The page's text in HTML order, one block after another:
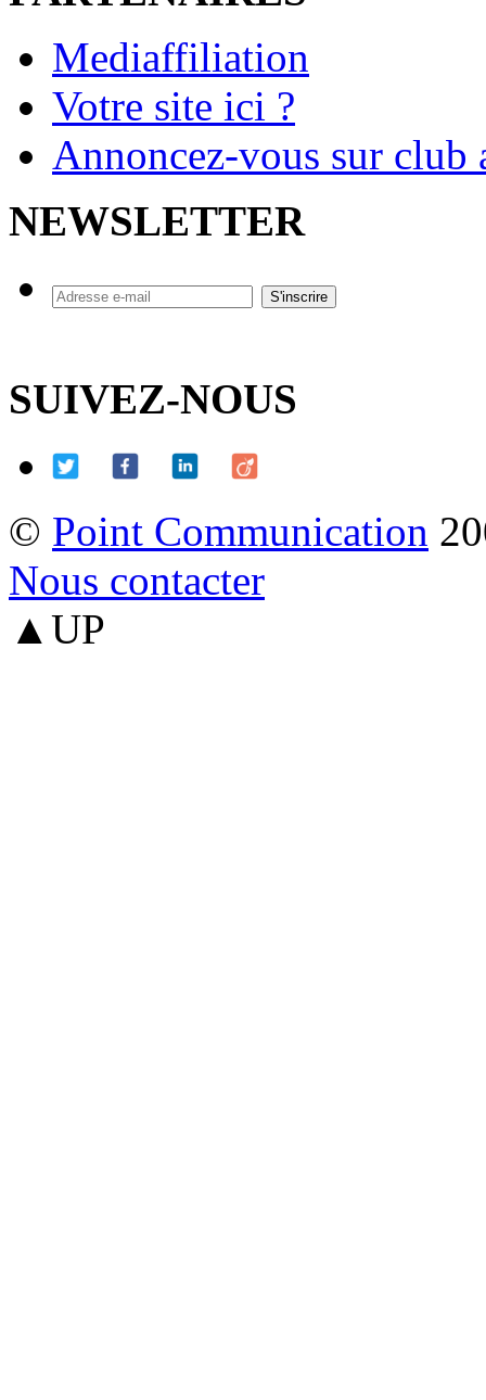
Mediaffiliation
Votre site ici ?
Annoncez-vous sur
NEWSLETTER
SUIVEZ-NOUS
© Point Communication
Nous contacter
▲UP